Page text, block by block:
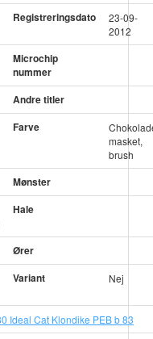
Registreringsdato
23-09-
2012
Microchip
nummer
Andre titler
Farve
masket,
brush
Mønster
Hale
Ører
Variant Nej
Ideal Cat Klondike PEB b 83